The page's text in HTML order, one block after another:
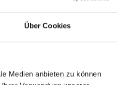
Über Cookies
Medien anbieten zu können
Anfrage
individuell Team-Events nach